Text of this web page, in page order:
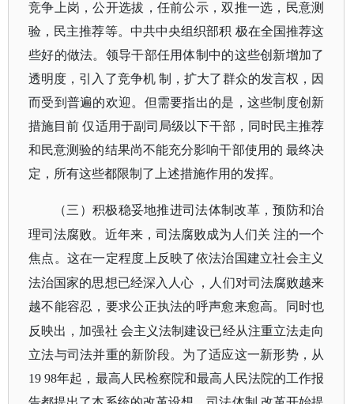
竞争上岗，公开选拔，任前公示，双推一选，民意测
验，民主推荐等。中共中央组织部积 极在全国推荐这
些好的做法。领导干部任用体制中的这些创新增加了
透明度，引入了竞争机 制，扩大了群众的发言权，因
而受到普遍的欢迎。但需要指出的是，这些制度创新
措施目前 仅适用于副司局级以下干部，同时民主推荐
和民意测验的结果尚不能充分影响干部使用的 最终决
定，所有这些都限制了上述措施作用的发挥。
（三）积极稳妥地推进司法体制改革，预防和治
理司法腐败。近年来，司法腐败成为人们关 注的一个
焦点。这在一定程度上反映了依法治国建立社会主义
法治国家的思想已经深入人心
，人们对司法腐败越来
越不能容忍，要求公正执法的呼声愈来愈高。同时也
反映出，加强社 会主义法制建设已经从注重立法走向
立法与司法并重的新阶段。为了适应这一新形势，从
19 98年起，最高人民检察院和最高人民法院的工作报